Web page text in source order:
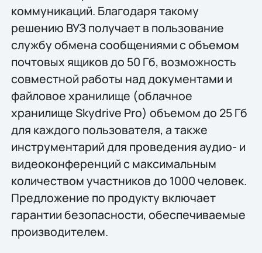
коммуникаций. Благодаря такому
решению ВУЗ получает в пользование
службу обмена сообщениями с объемом
почтовых ящиков до 50 Гб, возможность
совместной работы над документами и
файловое хранилище (облачное
хранилище Skydrive Pro) объемом до 25 Гб
для каждого пользователя, а также
инструментарий для проведения аудио- и
видеоконференций с максимальным
количеством участников до 1000 человек.
Предложение по продукту включает
гарантии безопасности, обеспечиваемые
производителем.